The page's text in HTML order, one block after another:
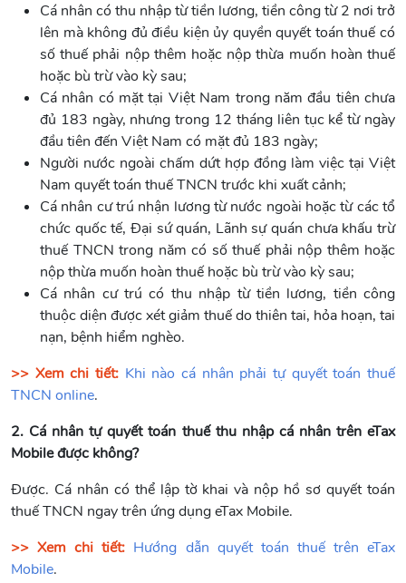
Cá nhân có thu nhập từ tiền lương, tiền công từ 2 nơi trở
lên mà không đủ điều kiện ủy quyền quyết toán thuế có
số thuế phải nộp thêm hoặc nộp thừa muốn hoàn thuế
hoặc bù trừ vào kỳ sau;
Cá nhân có mặt tại Việt Nam trong năm đầu tiên chưa
đủ 183 ngày, nhưng trong 12 tháng liên tục kể từ ngày
đầu tiên đến Việt Nam có mặt đủ 183 ngày;
Người nước ngoài chấm dứt hợp đồng làm việc tại Việt
Nam quyết toán thuế TNCN trước khi xuất cảnh;
Cá nhân cư trú nhận lương từ nước ngoài hoặc từ các tổ
chức quốc tế, Đại sứ quán, Lãnh sự quán chưa khấu trừ
thuế TNCN trong năm có số thuế phải nộp thêm hoặc
nộp thừa muốn hoàn thuế hoặc bù trừ vào kỳ sau;
Cá nhân cư trú có thu nhập từ tiền lương, tiền công
thuộc diện được xét giảm thuế do thiên tai, hỏa hoạn, tai
nạn, bệnh hiểm nghèo.
>> Xem chi tiết: Khi nào cá nhân phải tự quyết toán thuế
TNCN online.
2. Cá nhân tự quyết toán thuế thu nhập cá nhân trên eTax
Mobile được không?
Được. Cá nhân có thể lập tờ khai và nộp hồ sơ quyết toán
thuế TNCN ngay trên ứng dụng eTax Mobile.
>> Xem chi tiết: Hướng dẫn quyết toán thuế trên eTax
Mobile.